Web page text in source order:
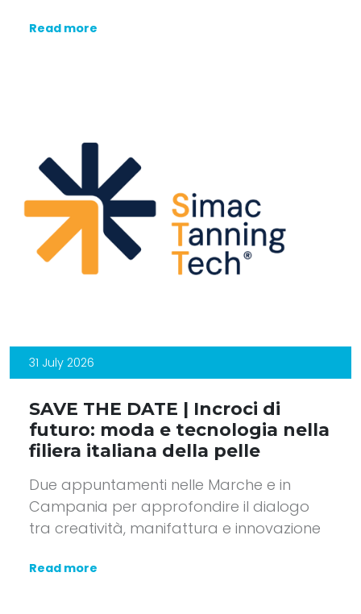
Read more
31 July 2026
SAVE THE DATE | Incroci di
futuro: moda e tecnologia nella
filiera italiana della pelle
Due appuntamenti nelle Marche e in
Campania per approfondire il dialogo
tra creatività, manifattura e innovazione
Read more